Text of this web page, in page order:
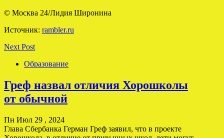
© Москва 24/Лидия Широнина
Источник: rambler.ru
Next Post
Образование
Греф назвал отличия Хорошколы
от обычной
Пн Июл 29 , 2024
Глава Сбербанка Герман Греф заявил, что в проекте